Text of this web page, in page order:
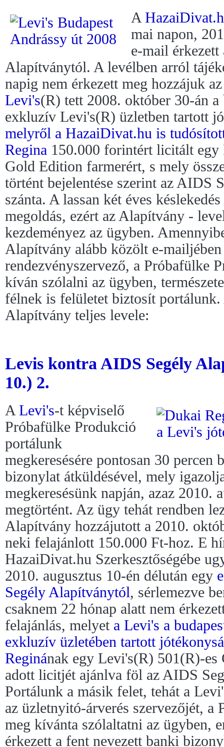
A
mai napon,
e-mail
Alapítványtól. A levélben arról
napig nem érkezett meg hozzájuk
Levi's(R) tett 2008. október 30-án
exkluzív Levi's(R) üzletben tartott
melyről a HazaiDivat.hu is
Regina 150.000 forintért licitált
Gold Edition farmerért, s mely
történt bejelentése szerint az AIDS
szánta. A lassan két éves
megoldás, ezért az Alapítvány -
kezdeményez az ügyben.
Alapítvány alább közölt e-
rendezvényszervező, a Próbafülke
kíván szólalni az ügyben,
félnek is felületet biztosít
Alapítvány teljes levele:
Levis kontra AIDS Segély
10.) 2.
A Levi's-t képviselő
Próbafülke Produkció
portálunk
megkeresésére pontosan 30 percen
bizonylat átküldésével, mely
megkeresésünk napján, azaz 2010.
megtörtént. Az ügy tehát rendben
Alapítvány hozzájutott a 2010.
neki felajánlott 150.000 Ft-hoz. E
HazaiDivat.hu Szerkesztőségébe
2010. augusztus 10-én délután egy
Segély Alapítványtól, sérlemezve
csaknem 22 hónap alatt nem
felajánlás, melyet a Levi's a
exkluzív üzletében tartott
Reginának egy Levi's(R) 501(R)-
adott licitjét ajánlva föl az AIDS
Portálunk a másik felet, tehát a
az üzletnyitó-árverés szervezőjét, a
meg kívánta szólaltatni az ügyben,
érkezett a fent nevezett banki